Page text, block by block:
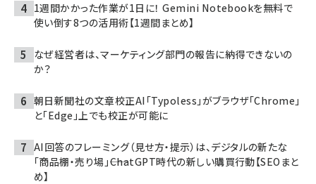
1週間かかった作業が1日に！ Gemini Notebookを無料で
使い倒す8つの活用術【1週間まとめ】
なぜ経営者は、マーケティング部門の報告に納得できないの
か？
朝日新聞社の文章校正AI「Typoless」がブラウザ「Chrome」
と「Edge」上でも校正が可能に
AI回答のフレーミング（見せ方・提示）は、デジタルの新たな
「商品棚・売り場」――ChatGPT時代の新しい購買行動【SEOまと
め】